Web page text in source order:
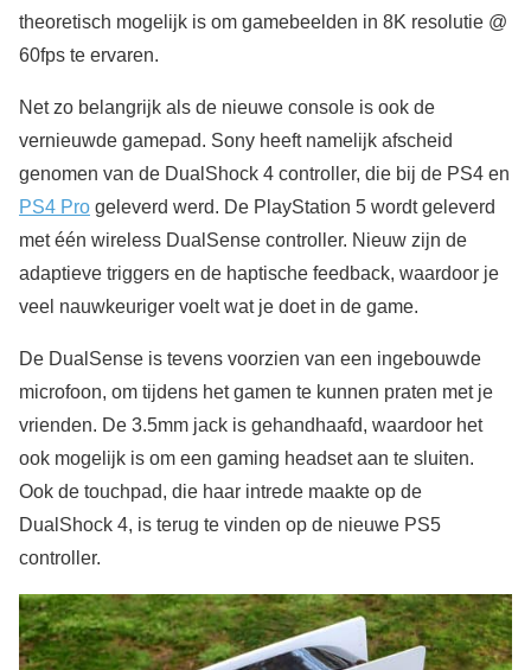
theoretisch mogelijk is om gamebeelden in 8K resolutie @
60fps te ervaren.
Net zo belangrijk als de nieuwe console is ook de
vernieuwde gamepad. Sony heeft namelijk afscheid
genomen van de DualShock 4 controller, die bij de PS4 en
PS4 Pro geleverd werd. De PlayStation 5 wordt geleverd
met één wireless DualSense controller. Nieuw zijn de
adaptieve triggers en de haptische feedback, waardoor je
veel nauwkeuriger voelt wat je doet in de game.
De DualSense is tevens voorzien van een ingebouwde
microfoon, om tijdens het gamen te kunnen praten met je
vrienden. De 3.5mm jack is gehandhaafd, waardoor het
ook mogelijk is om een gaming headset aan te sluiten.
Ook de touchpad, die haar intrede maakte op de
DualShock 4, is terug te vinden op de nieuwe PS5
controller.